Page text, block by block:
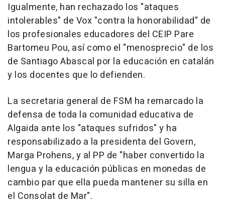
Igualmente, han rechazado los "ataques
intolerables" de Vox "contra la honorabilidad" de
los profesionales educadores del CEIP Pare
Bartomeu Pou, así como el "menosprecio" de los
de Santiago Abascal por la educación en catalán
y los docentes que lo defienden.
La secretaria general de FSM ha remarcado la
defensa de toda la comunidad educativa de
Algaida ante los "ataques sufridos" y ha
responsabilizado a la presidenta del Govern,
Marga Prohens, y al PP de "haber convertido la
lengua y la educación públicas en monedas de
cambio par que ella pueda mantener su silla en
el Consolat de Mar".